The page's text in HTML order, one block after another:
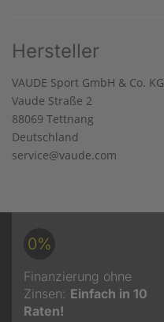
Hersteller
VAUDE Sport GmbH & Co. KG
Vaude Straße 2
88069 Tettnang
Deutschland
service@vaude.com
0%
Finanzierung ohne
Zinsen: Einfach in 10
Raten!